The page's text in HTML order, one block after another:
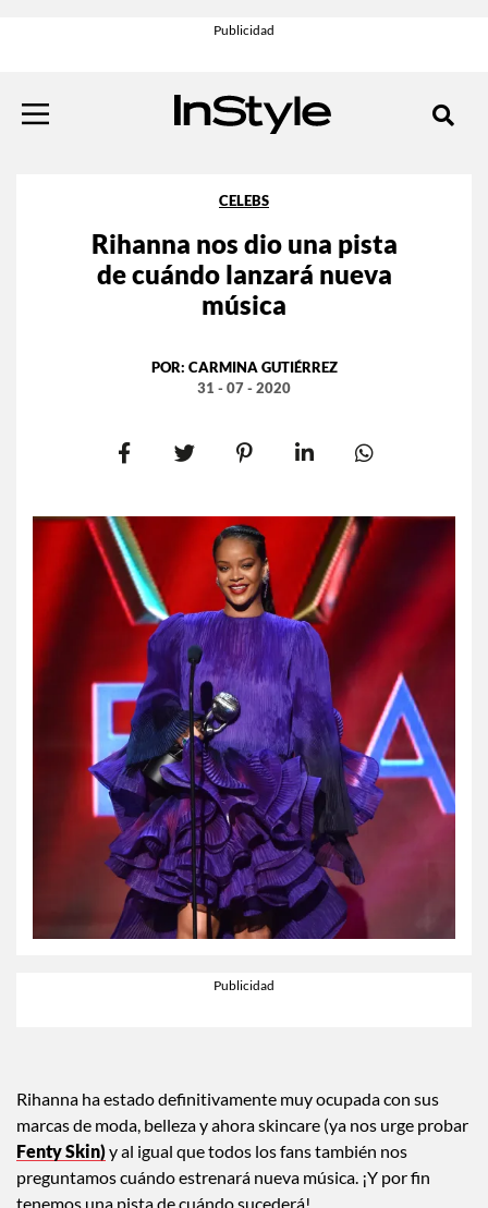
CELEBS
Rihanna nos dio una pista
de cuándo lanzará nueva
música
POR: CARMINA GUTIÉRREZ
31 - 07 - 2020
Rihanna ha estado definitivamente muy ocupada con sus
marcas de moda, belleza y ahora skincare (ya nos urge probar
Fenty Skin)y al igual que todos los fans también nos
preguntamos cuándo estrenará nueva música. ¡Y por fin